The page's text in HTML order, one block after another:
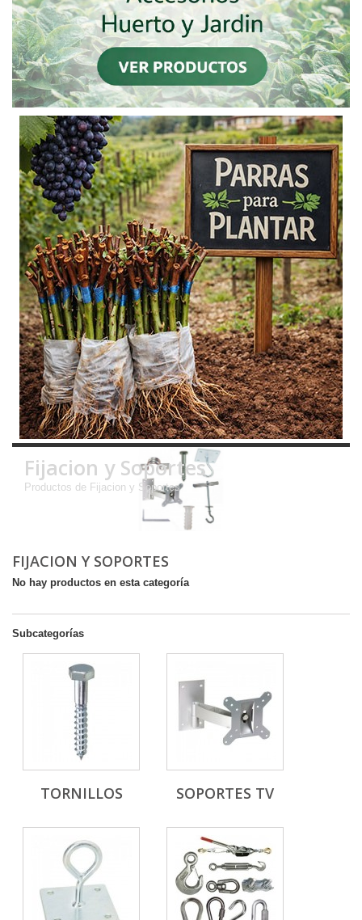
Fijacion y Soportes
Productos de Fijacion y Soportes
FIJACION Y SOPORTES
No hay productos en esta categoría
Subcategorías
TORNILLOS SOPORTES TV